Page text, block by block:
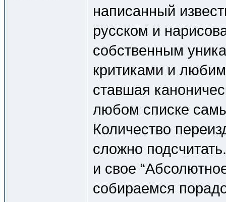
написанный
русском и
собственным
критиками и
ставшая
любом списке
Количество
сложно
и свое
собираемся